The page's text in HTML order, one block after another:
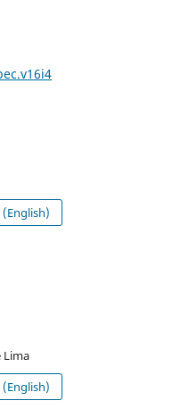
(English)
Lima
(English)